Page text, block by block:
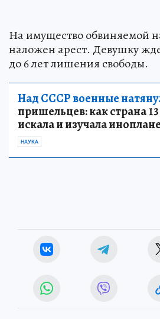
На имущество обвиняемой
наложен арест. Девушку
до 6 лет лишения свободы.
Над СССР военные
пришельцев: как страна
искала и изучала
НАУКА